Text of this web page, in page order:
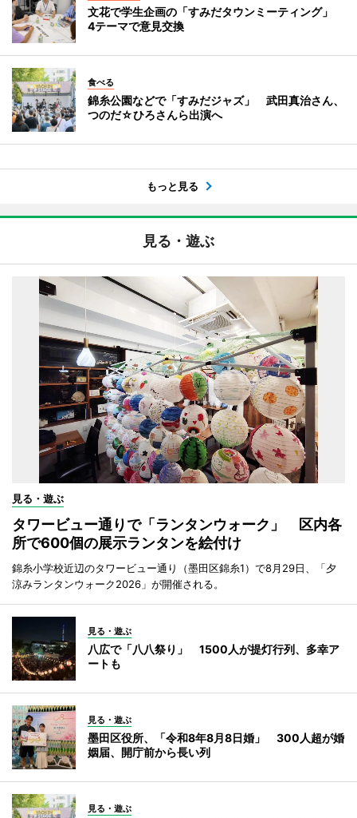
文花で学生企画の「すみだタウンミーティング」
4テーマで意見交換
食べる
錦糸公園などで「すみだジャズ」 武田真治さん、
つのだ☆ひろさんら出演へ
もっと見る
見る・遊ぶ
見る・遊ぶ
タワービュー通りで「ランタンウォーク」 区内各
所で600個の展示ランタンを絵付け
錦糸小学校近辺のタワービュー通り（墨田区錦糸1）で8月29日、「夕
涼みランタンウォーク2026」が開催される。
見る・遊ぶ
八広で「八八祭り」 1500人が提灯行列、多幸ア
ートも
見る・遊ぶ
墨田区役所、「令和8年8月8日婚」 300人超が婚
姻届、開庁前から長い列
見る・遊ぶ